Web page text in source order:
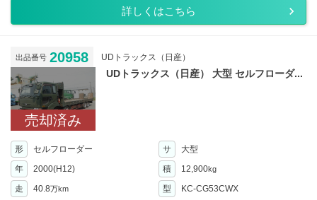
詳しくはこちら
出品番号 20958 UDトラックス（日産）
売却済み
UDトラックス（日産） 大型 セルフローダ...
形 セルフローダー サ
大型
年
2000(H12) 積 12,900kg
走 40.8万km 型
KC-CG53CWX